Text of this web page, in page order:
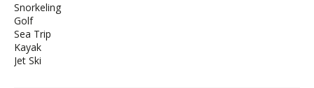
Snorkeling
Golf
Sea Trip
Kayak
Jet Ski